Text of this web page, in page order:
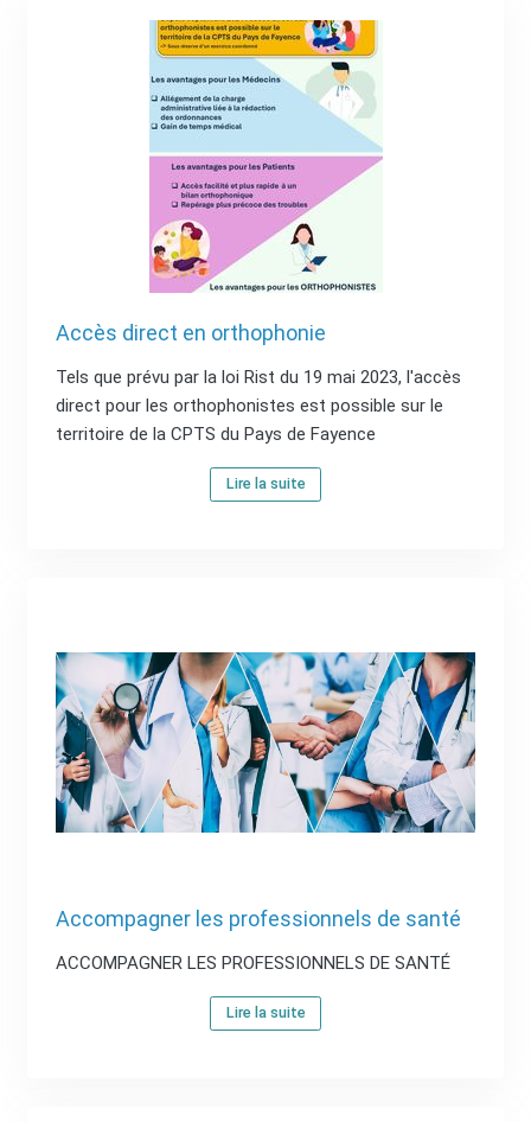
Accès direct en orthophonie
Tels que prévu par la loi Rist du 19 mai 2023, l'accès
direct pour les orthophonistes est possible sur le
territoire de la CPTS du Pays de Fayence
Lire la suite
Accompagner les professionnels de santé
ACCOMPAGNER LES PROFESSIONNELS DE SANTÉ
Lire la suite